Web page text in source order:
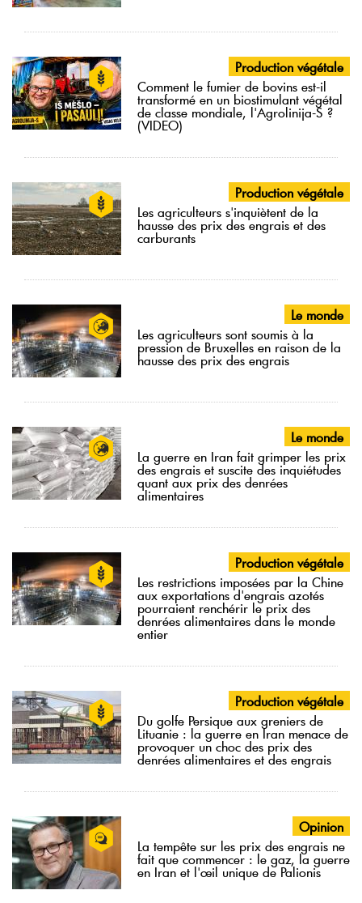
Production végétale
Comment le fumier de bovins est-il
transformé en un biostimulant végétal
de classe mondiale, l'Agrolinija-S ?
(VIDEO)
Production végétale
Les agriculteurs s'inquiètent de la
hausse des prix des engrais et des
carburants
Le monde
Les agriculteurs sont soumis à la
pression de Bruxelles en raison de la
hausse des prix des engrais
Le monde
La guerre en Iran fait grimper les prix
des engrais et suscite des inquiétudes
quant aux prix des denrées
alimentaires
Production végétale
Les restrictions imposées par la Chine
aux exportations d'engrais azotés
pourraient renchérir le prix des
denrées alimentaires dans le monde
entier
Production végétale
Du golfe Persique aux greniers de
Lituanie : la guerre en Iran menace de
provoquer un choc des prix des
denrées alimentaires et des engrais
Opinion
La tempête sur les prix des engrais ne
fait que commencer : le gaz, la guerre
en Iran et l'œil unique de Palionis